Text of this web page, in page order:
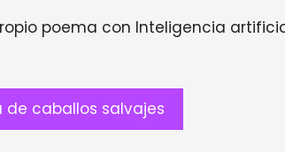
poema con Inteligencia
de caballos salvajes